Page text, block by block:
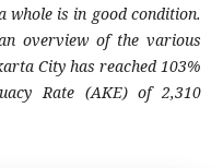
whole is in good condition.
overview of the various
City has reached 103%
Rate (AKE) of 2,310